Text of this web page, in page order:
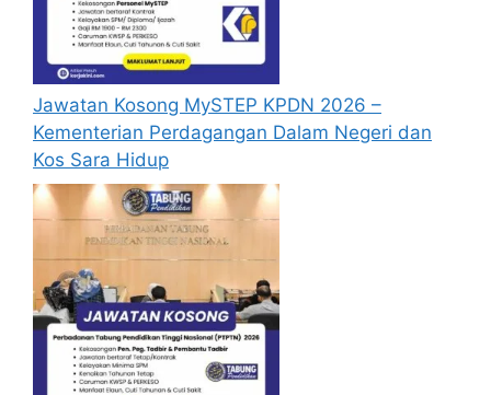
Jawatan Kosong MySTEP KPDN 2026 –
Kementerian Perdagangan Dalam Negeri dan
Kos Sara Hidup